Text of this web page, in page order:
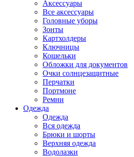
Аксессуары
Все аксессуары
Головные уборы
Зонты
Картхолдеры
Ключницы
Кошельки
Обложки для документов
Очки солнцезащитные
Перчатки
Портмоне
Ремни
Одежда
Одежда
Вся одежда
Брюки и шорты
Верхняя одежда
Водолазки